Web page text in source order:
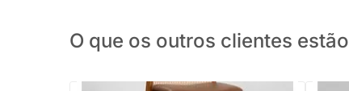
O que os outros clientes